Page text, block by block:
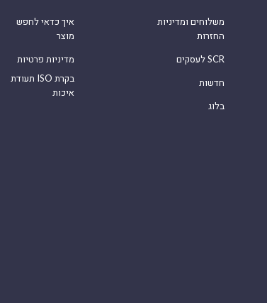
משלוחים ומדיניות
החזרות
לעסקים SCR
חדשות
בלוג
איך כדאי לחפש
מוצר
מדיניות פרטיות
תעודת ISO בקרת
איכות